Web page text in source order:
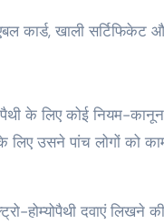
कार्ड, खाली सर्टिफिकेट
के लिए कोई नियम-
उसने पांच लोगों को
होम्योपैथी दवाएं लिखने